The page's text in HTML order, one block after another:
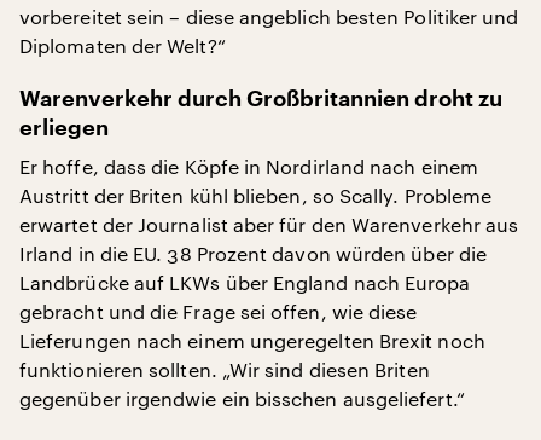
vorbereitet sein – diese angeblich besten Politiker und
Diplomaten der Welt?“
Warenverkehr durch Großbritannien droht zu
erliegen
Er hoffe, dass die Köpfe in Nordirland nach einem
Austritt der Briten kühl blieben, so Scally. Probleme
erwartet der Journalist aber für den Warenverkehr aus
Irland in die EU. 38 Prozent davon würden über die
Landbrücke auf LKWs über England nach Europa
gebracht und die Frage sei offen, wie diese
Lieferungen nach einem ungeregelten Brexit noch
funktionieren sollten. „Wir sind diesen Briten
gegenüber irgendwie ein bisschen ausgeliefert.“